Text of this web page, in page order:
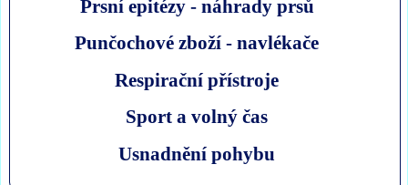
Prsní epitézy - náhrady prsů
Punčochové zboží - navlékače
Respirační přístroje
Sport a volný čas
Usnadnění pohybu